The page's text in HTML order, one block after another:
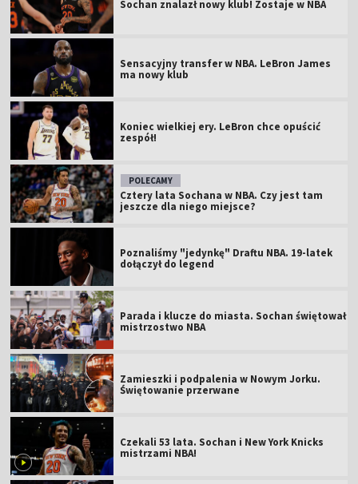
Sochan znalazł nowy klub! Zostaje w NBA
Sensacyjny transfer w NBA. LeBron James
ma nowy klub
Koniec wielkiej ery. LeBron chce opuścić
zespół!
POLECAMY
Cztery lata Sochana w NBA. Czy jest tam
jeszcze dla niego miejsce?
Poznaliśmy "jedynkę" Draftu NBA. 19-latek
dołączył do legend
Parada i klucze do miasta. Sochan świętował
mistrzostwo NBA
Zamieszki i podpalenia w Nowym Jorku.
Świętowanie przerwane
Czekali 53 lata. Sochan i New York Knicks
mistrzami NBA!